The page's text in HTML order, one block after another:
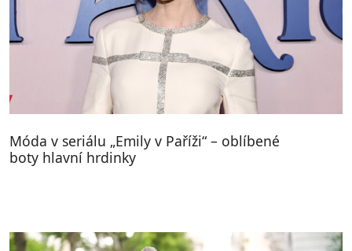
Móda v seriálu „Emily v Paříži“ – oblíbené
boty hlavní hrdinky